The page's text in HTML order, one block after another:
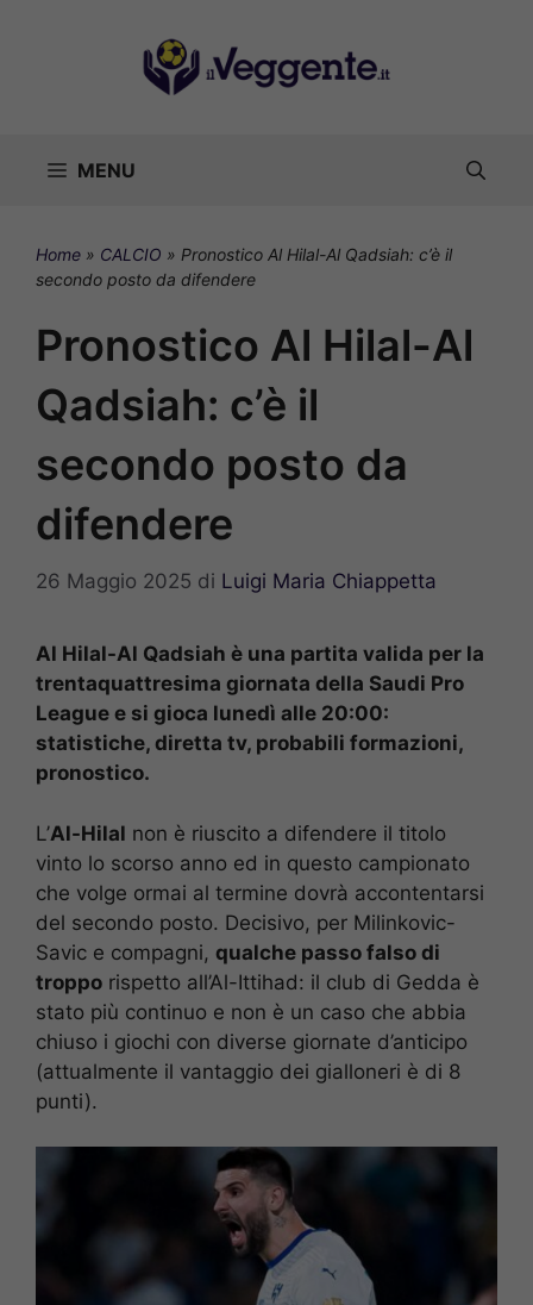
MENU
Home » CALCIO » Pronostico Al Hilal-Al Qadsiah: c’è il
secondo posto da difendere
Pronostico Al Hilal-Al
Qadsiah: c’è il
secondo posto da
difendere
26 Maggio 2025 di Luigi Maria Chiappetta
Al Hilal-Al Qadsiah è una partita valida per la
trentaquattresima giornata della Saudi Pro
League e si gioca lunedì alle 20:00:
statistiche, diretta tv, probabili formazioni,
pronostico.
L’Al-Hilal non è riuscito a difendere il titolo
vinto lo scorso anno ed in questo campionato
che volge ormai al termine dovrà accontentarsi
del secondo posto. Decisivo, per Milinkovic-
Savic e compagni, qualche passo falso di
troppo rispetto all’Al-Ittihad: il club di Gedda è
stato più continuo e non è un caso che abbia
chiuso i giochi con diverse giornate d’anticipo
(attualmente il vantaggio dei gialloneri è di 8
punti).